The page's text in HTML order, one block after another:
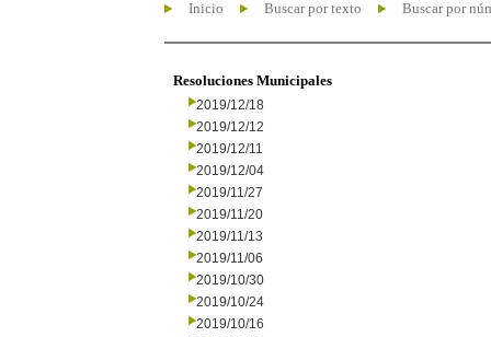
Inicio Buscar por texto Buscar por
Resoluciones Municipales
2019/12/18
2019/12/12
2019/12/11
2019/12/04
2019/11/27
2019/11/20
2019/11/13
2019/11/06
2019/10/30
2019/10/24
2019/10/16